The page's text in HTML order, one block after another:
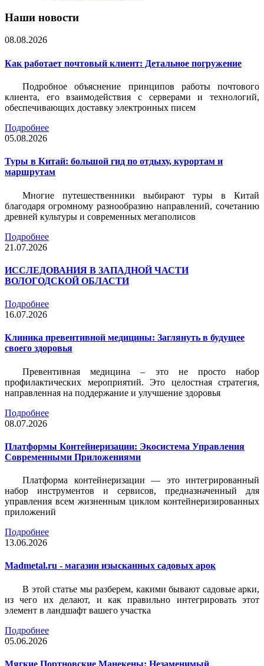
Наши новости
08.08.2026
Как работает почтовый клиент: Детальное погружение
Подробное объяснение принципов работы почтового
клиента, его взаимодействия с серверами и технологий,
обеспечивающих доставку электронных писем
Подробнее
05.08.2026
Туры в Китай: большой гид по отдыху, курортам и
маршрутам
Многие путешественники выбирают туры в Китай
благодаря огромному разнообразию направлений, сочетанию
древней культуры и современных мегаполисов
Подробнее
21.07.2026
ИССЛЕДОВАНИЯ В ЗАПАДНОЙ ЧАСТИ
ВОЛОГОДСКОЙ ОБЛАСТИ
Подробнее
16.07.2026
Клиника превентивной медицины: Заглянуть в будущее
своего здоровья
Превентивная медицина – это не просто набор
профилактических мероприятий. Это целостная стратегия,
направленная на поддержание и улучшение здоровья
Подробнее
08.07.2026
Платформы Контейнеризации: Экосистема Управления
Современными Приложениями
Платформа контейнеризации — это интегрированный
набор инструментов и сервисов, предназначенный для
управления всем жизненным циклом контейнеризированных
приложений
Подробнее
13.06.2026
Madmetal.ru - магазин изысканных садовых арок
В этой статье мы разберем, какими бывают садовые арки,
из чего их делают, и как правильно интегрировать этот
элемент в ландшафт вашего участка
Подробнее
05.06.2026
Мягкие Портновские Манекены: Незаменимый